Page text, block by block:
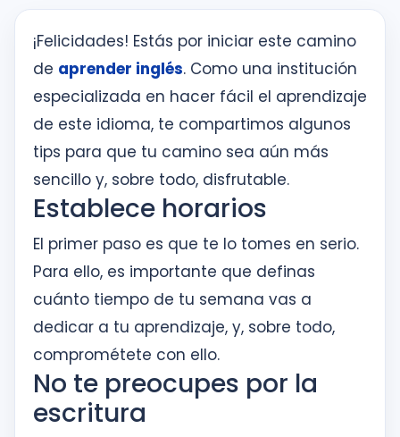
Intranet
KOE
SISK
Solicitudes
¡Felicidades! Estás por iniciar este camino
de aprender inglés. Como una institución
especializada en hacer fácil el aprendizaje
de este idioma, te compartimos algunos
tips para que tu camino sea aún más
sencillo y, sobre todo, disfrutable.
Establece horarios
El primer paso es que te lo tomes en serio.
Para ello, es importante que definas
cuánto tiempo de tu semana vas a
dedicar a tu aprendizaje, y, sobre todo,
comprométete con ello.
No te preocupes por la
escritura